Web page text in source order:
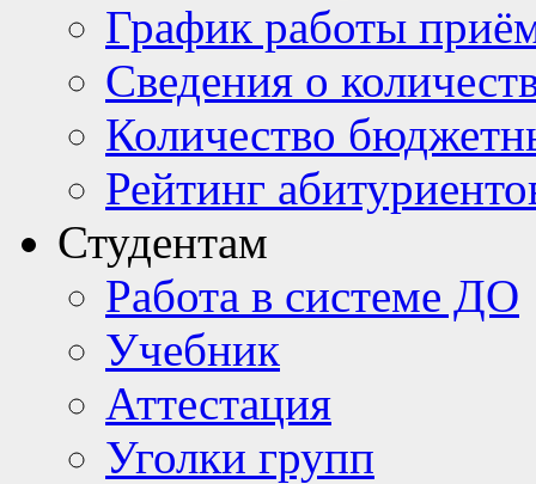
График работы
Сведения о
Количество
Рейтинг
Студентам
Работа в системе ДО
Учебник
Аттестация
Уголки групп